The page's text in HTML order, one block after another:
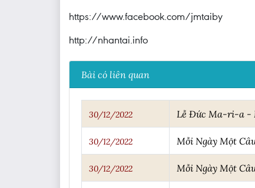
https://www.facebook.com/jmtaiby
http://nhantai.info
Bài có liên quan
30/12/2022 Lễ Đức Ma-ri-a -
30/12/2022 Mỗi Ngày Một
30/12/2022 Mỗi Ngày Một